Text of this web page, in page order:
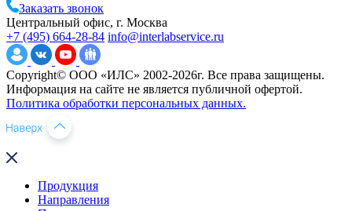
Заказать звонок
Центральный офис, г. Москва
+7 (495) 664-28-84 info@interlabservice.ru
Copyright© ООО «ИЛС» 2002-2026г. Все права защищены.
Информация на сайте не является публичной офертой.
Политика обработки персональных данных.
Продукция
Направления